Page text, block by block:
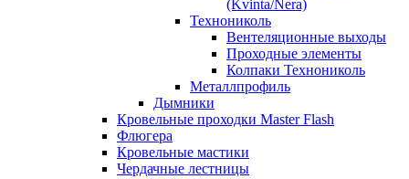
(Kvinta/Nera)
Технониколь
Вентеляционные выходы
Проходные элементы
Колпаки Технониколь
Металлпрофиль
Дымники
Кровельные проходки Master Flash
Флюгера
Кровельные мастики
Чердачные лестницы